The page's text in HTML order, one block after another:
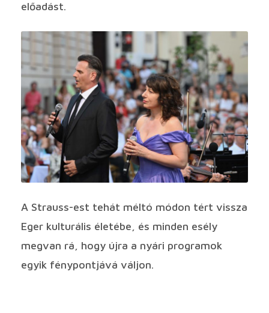
előadást.
A Strauss-est tehát méltó módon tért vissza
Eger kulturális életébe, és minden esély
megvan rá, hogy újra a nyári programok
egyik fénypontjává váljon.